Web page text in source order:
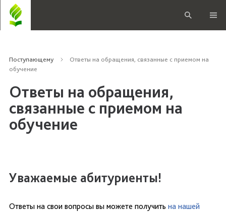
Поступающему
Ответы на обращения, связанные с приемом на
обучение
Ответы на обращения,
связанные с приемом на
обучение
Уважаемые абитуриенты!
Ответы на свои вопросы вы можете получить на нашей